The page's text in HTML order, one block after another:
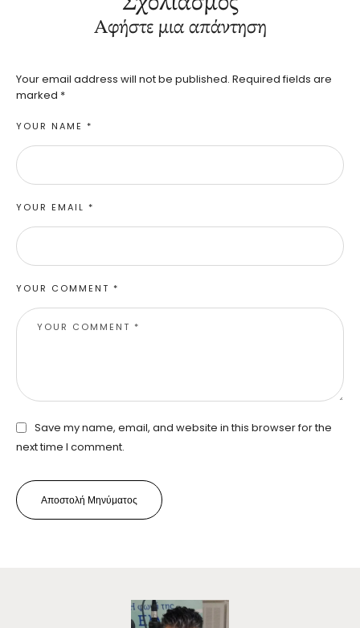
Αφήστε μια απάντηση
Your email address will not be published. Required fields are
marked *
YOUR COMMENT *
YOUR NAME *
YOUR EMAIL *
Save my name, email, and website in this browser for the
next time I comment.
Αποστολή Μηνύματος